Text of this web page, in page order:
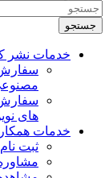
جستجو
خدمات نشر
سفارش
سفارش
های
خدمات
ثبت